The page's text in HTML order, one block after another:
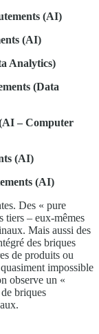
(AI)
(AI)
Analytics)
(Data
– Computer
(AI)
(AI)
Des « pure
tiers – eux-mêmes
Mais aussi des
des briques
de produits ou
impossible
observe un «
briques